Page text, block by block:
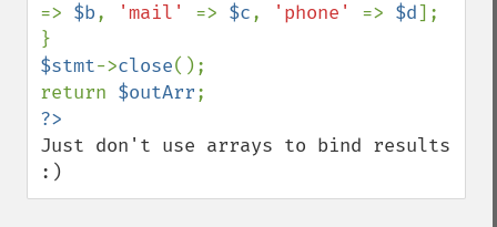
=> $b, 'mail' => $c, 'phone' => $d];
$stmt->close();
return $outArr
Just don't use arrays to bind results
:)